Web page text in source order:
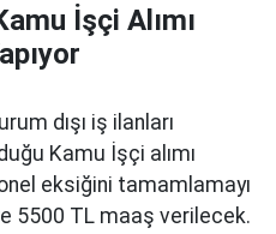
İşçi Alımı
dışı iş ilanları
Kamu İşçi alımı
eksiğini tamamlamayı
5500 TL maaş verilecek.